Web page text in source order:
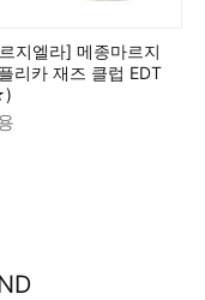
지엘라] 메종마르지
리카 재즈 클럽 EDT